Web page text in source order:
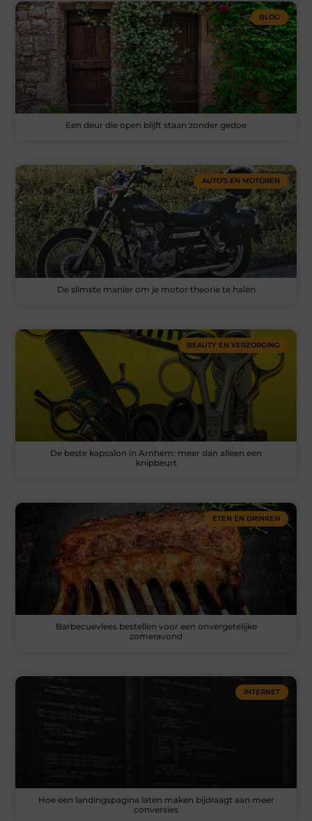
BLOG
Een deur die open blijft staan zonder gedoe
AUTO’S EN MOTOREN
De slimste manier om je motor theorie te halen
BEAUTY EN VERZORGING
De beste kapsalon in Arnhem: meer dan alleen een
knipbeurt
ETEN EN DRINKEN
Barbecuevlees bestellen voor een onvergetelijke
zomeravond
INTERNET
Hoe een landingspagina laten maken bijdraagt aan meer
conversies